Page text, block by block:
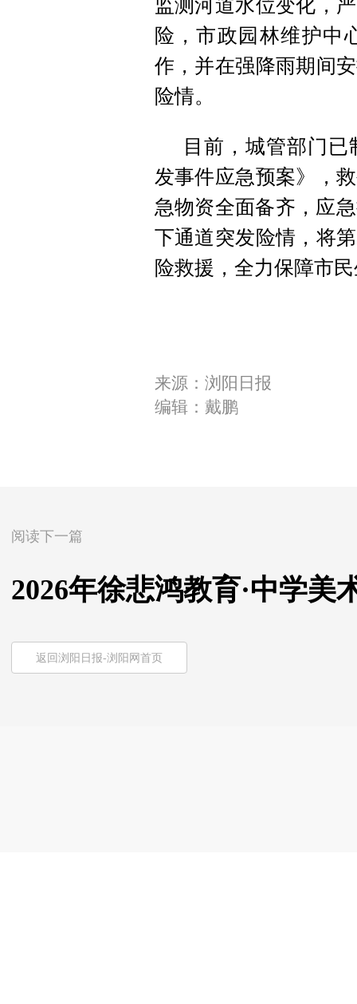
监测河道水位变化，
险，市政园林维护中
作，并在强降雨期间
险情。
目前，城管部门
发事件应急预案》，
急物资全面备齐，应
下通道突发险情，将
险救援，全力保障市
来源：浏阳日报
编辑：戴鹏
阅读下一篇
2026年徐悲鸿教育·中学美
返回浏阳日报-浏阳网首页